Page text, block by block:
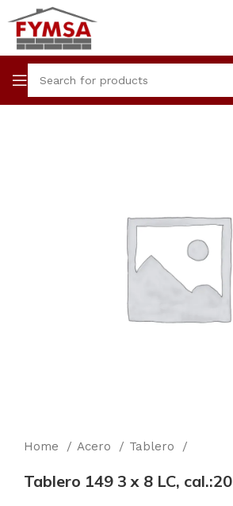
Home Acero Tablero
Tablero 149 3 x 8 LC, cal.:20